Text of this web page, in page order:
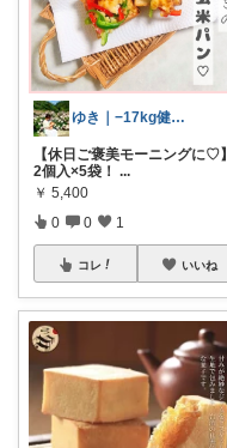
ゆき｜−17kg健康セレクトショップ
【休日ご褒美モーニングに♡】
2個入×5袋！ ...
￥ 5,400
0 0 1
コレ いいね